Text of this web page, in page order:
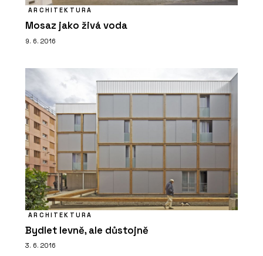
ARCHITEKTURA
Mosaz jako živá voda
9. 6. 2016
ARCHITEKTURA
Bydlet levně, ale důstojně
3. 6. 2016